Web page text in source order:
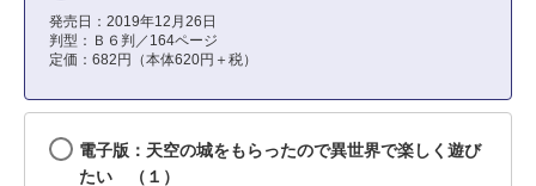
発売日：2019年12月26日
判型：Ｂ６判／164ページ
定価：682円（本体620円＋税）
電子版：天空の城をもらったので異世界で楽しく遊び
たい （１）